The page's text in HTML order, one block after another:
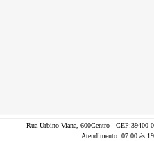
Rua Urbino Viana, 600Centro - CEP:39400-
Atendimento: 07:00 às